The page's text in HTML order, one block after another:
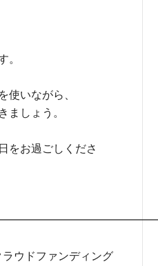
。
使いながら、
ましょう。
をお過ごしくださ
ウドファンディング